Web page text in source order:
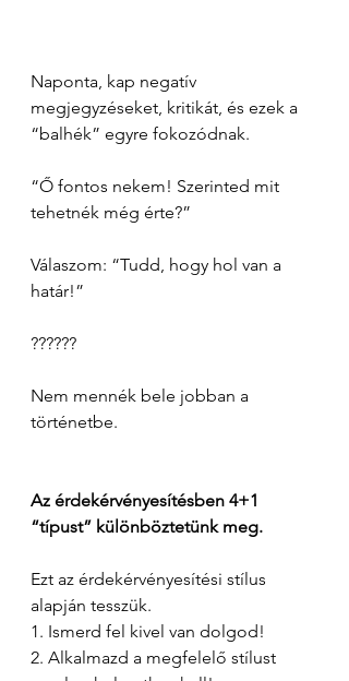
Naponta, kap negatív
megjegyzéseket, kritikát, és ezek a
“balhék” egyre fokozódnak.
“Ő fontos nekem! Szerinted mit
tehetnék még érte?”
Válaszom: “Tudd, hogy hol van a
határ!”
??????
Nem mennék bele jobban a
történetbe.
Az érdekérvényesítésben 4+1
“típust” különböztetünk meg.
Ezt az érdekérvényesítési stílus
alapján tesszük.
1. Ismerd fel kivel van dolgod!
2. Alkalmazd a megfelelő stílust